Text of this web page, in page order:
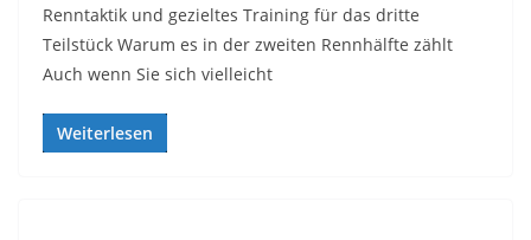
Renntaktik und gezieltes Training für das dritte
Teilstück Warum es in der zweiten Rennhälfte zählt
Auch wenn Sie sich vielleicht
Weiterlesen